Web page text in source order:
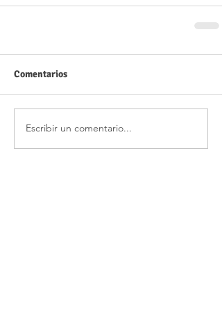
Comentarios
Escribir un comentario...